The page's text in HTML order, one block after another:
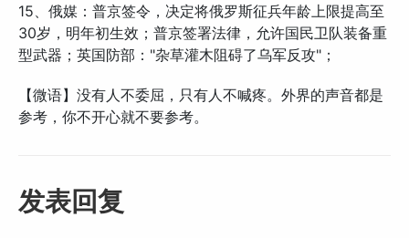
15、俄媒：普京签令，决定将俄罗斯征兵年龄上限提高至
30岁，明年初生效；普京签署法律，允许国民卫队装备重
型武器；英国防部："杂草灌木阻碍了乌军反攻"；
【微语】没有人不委屈，只有人不喊疼。外界的声音都是
参考，你不开心就不要参考。
发表回复